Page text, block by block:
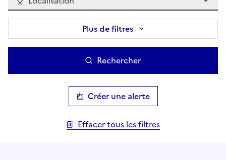
Plus de filtres
Rechercher
Créer une alerte
Effacer tous les filtres